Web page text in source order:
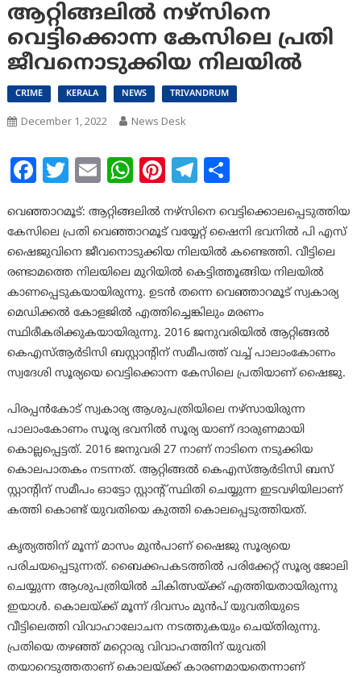
ആറ്റിങ്ങലിൽ നഴ്സിനെ
വെട്ടിക്കൊന്ന കേസിലെ പ്രതി
ജീവനൊടുക്കിയ നിലയിൽ
CRIME KERALA NEWS TRIVANDRUM
December 1, 2022 News Desk
Facebook
Twitter
EmailWhatsApp
Pinterest
Telegram
Share
വെഞ്ഞാറമൂട്: ആറ്റിങ്ങലിൽ നഴ്സിനെ വെട്ടിക്കൊലപ്പെടുത്തിയ
കേസിലെ പ്രതി വെഞ്ഞാറമൂട് വയ്യേറ്റ് ഷൈനി ഭവനിൽ പി എസ്
ഷൈജുവിനെ ജീവനൊടുക്കിയ നിലയിൽ കണ്ടെത്തി. വീട്ടിലെ
രണ്ടാമത്തെ നിലയിലെ മുറിയിൽ കെട്ടിത്തൂങ്ങിയ നിലയിൽ
കാണപ്പെടുകയായിരുന്നു. ഉടൻ തന്നെ വെഞ്ഞാറമൂട് സ്വകാര്യ
മെഡിക്കൽ കോളജിൽ എത്തിച്ചെങ്കിലും മരണം
സ്ഥിരീകരിക്കുകയായിരുന്നു. 2016 ജനുവരിയിൽ ആറ്റിങ്ങൽ
കെഎസ്ആർടിസി ബസ്റ്റാന്റിന് സമീപത്ത് വച്ച് പാലാംകോണം
സ്വദേശി സൂര്യയെ വെട്ടിക്കൊന്ന കേസിലെ പ്രതിയാണ് ഷൈജു.
പിരപ്പൻകോട് സ്വകാര്യ ആശുപത്രിയിലെ നഴ്സായിരുന്ന
പാലാംകോണം സൂര്യ ഭവനിൽ സൂര്യ യാണ് ദാരുണമായി
കൊല്ലപ്പെട്ടത്. 2016 ജനുവരി 27 നാണ് നാടിനെ നടുക്കിയ
കൊലപാതകം നടന്നത്. ആറ്റിങ്ങൽ കെഎസ്ആർടിസി ബസ്
സ്റ്റാന്റിന് സമീപം ഓട്ടോ സ്റ്റാന്റ് സ്ഥിതി ചെയ്യുന്ന ഇടവഴിയിലാണ്
കത്തി കൊണ്ട് യുവതിയെ കുത്തി കൊലപ്പെടുത്തിയത്.
കൃത്യത്തിന് മൂന്ന് മാസം മുൻപാണ് ഷൈജു സൂര്യയെ
പരിചയപ്പെടുന്നത്. ബൈക്കപകടത്തിൽ പരിക്കേറ്റ് സൂര്യ ജോലി
ചെയ്യുന്ന ആശുപത്രിയിൽ ചികിത്സയ്ക്ക് എത്തിയതായിരുന്നു
ഇയാൾ. കൊലയ്ക്ക് മൂന്ന് ദിവസം മുൻപ് യുവതിയുടെ
വീട്ടിലെത്തി വിവാഹാലോചന നടത്തുകയും ചെയ്തിരുന്നു.
പ്രതിയെ തഴഞ്ഞ് മറ്റൊരു വിവാഹത്തിന് യുവതി
തയാറെടുത്തതാണ് കൊലയ്ക്ക് കാരണമായതെന്നാണ്